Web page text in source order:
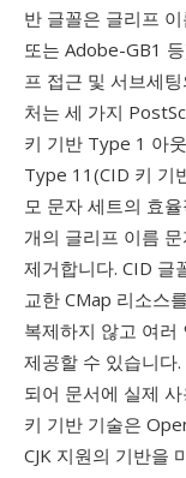
반 글꼴은 글리프
또는 Adobe-GB1
프 접근 및 서브세
처는 세 가지
키 기반 Type 1 아
Type 11(CID 키 기
모 문자 세트의 효
개의 글리프 이름
제거합니다. CID 글
교한 CMap 리소스
복제하지 않고 여러
제공할 수 있습니다
되어 문서에 실제
키 기반 기술은
CJK 지원의 기반을